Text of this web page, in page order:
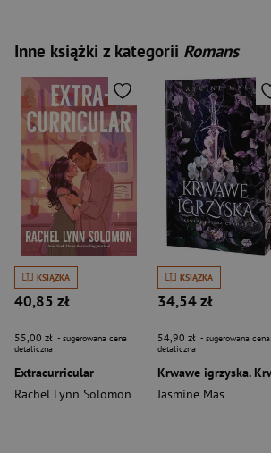
Inne książki z kategorii Romans
KSIĄŻKA
40,85 zł
55,00 zł - sugerowana cena
detaliczna
Extracurricular
Rachel Lynn Solomon
KSIĄŻKA
34,54 zł
54,90 zł - sugerowana cena
detaliczna
Jasmine Mas